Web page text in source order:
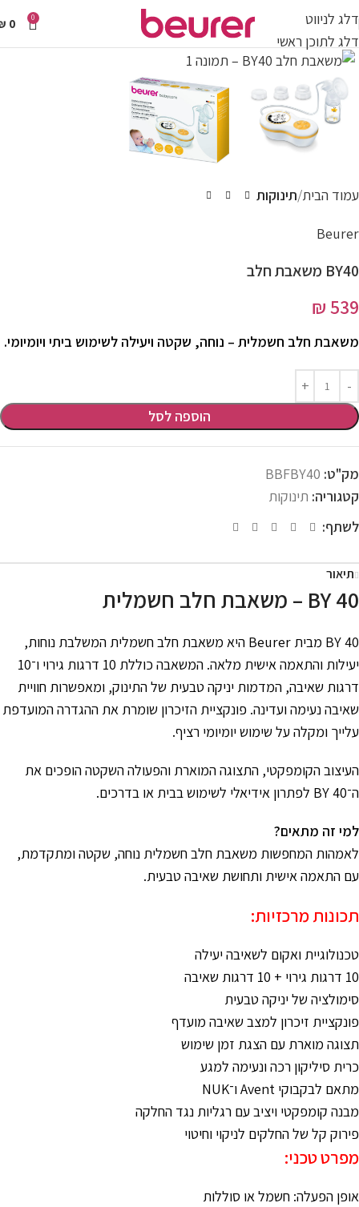
דלג לניווט
דלג לתוכן ראשי
0
0
עמוד הבית תינוקות
Beurer
BY40 משאבת חלב
₪539
משאבת חלב חשמלית – נוחה, שקטה ויעילה לשימוש ביתי ויומיומי.
הוספה לסל
מק"ט: BBFBY40
קטגוריה: תינוקות
לשתף:
תיאור
BY 40 – משאבת חלב חשמלית
BY 40 מבית Beurer היא משאבת חלב חשמלית המשלבת נוחות,
יעילות והתאמה אישית מלאה. המשאבה כוללת 10 דרגות גירוי ו־10
דרגות שאיבה, המדמות יניקה טבעית של התינוק, ומאפשרות חוויית
שאיבה נעימה ועדינה. פונקציית הזיכרון שומרת את ההגדרה המועדפת
עלייך ומקלה על שימוש יומיומי רציף.
העיצוב הקומפקטי, התצוגה המוארת והפעולה השקטה הופכים את
ה־BY 40 לפתרון אידיאלי לשימוש בבית או בדרכים.
למי זה מתאים?
לאמהות המחפשות משאבת חלב חשמלית נוחה, שקטה ומתקדמת,
עם התאמה אישית ותחושת שאיבה טבעית.
תכונות מרכזיות:
טכנולוגיית ואקום לשאיבה יעילה
10 דרגות גירוי + 10 דרגות שאיבה
סימולציה של יניקה טבעית
פונקציית זיכרון למצב שאיבה מועדף
תצוגה מוארת עם הצגת זמן שימוש
כרית סיליקון רכה ונעימה למגע
מתאם לבקבוקי Avent ו־NUK
מבנה קומפקטי ויציב עם רגליות נגד החלקה
פירוק קל של החלקים לניקוי וחיטוי
מפרט טכני:
אופן הפעלה: חשמל או סוללות